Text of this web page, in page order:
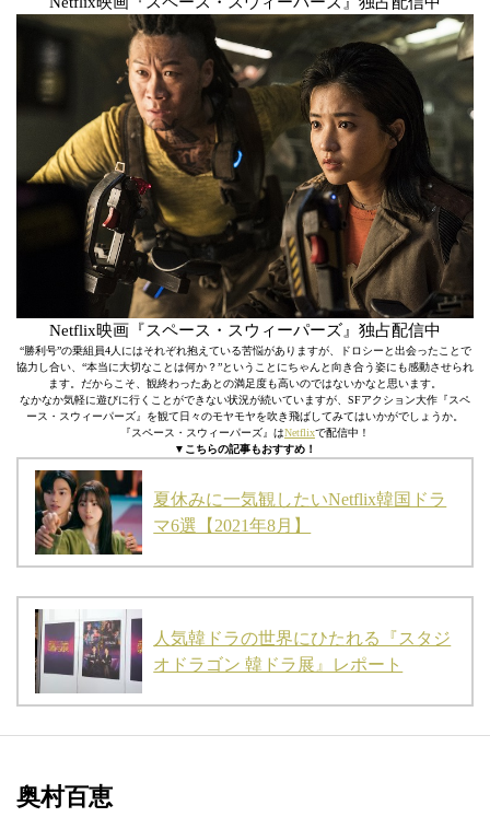
Netflix映画『スペース・スウィーパーズ』独占配信中
“勝利号”の乗組員4人にはそれぞれ抱えている苦悩がありますが、ドロシーと出会ったことで
協力し合い、“本当に大切なことは何か？”ということにちゃんと向き合う姿にも感動させられ
ます。だからこそ、観終わったあとの満足度も高いのではないかなと思います。
なかなか気軽に遊びに行くことができない状況が続いていますが、SFアクション大作『スペ
ース・スウィーパーズ』を観て日々のモヤモヤを吹き飛ばしてみてはいかがでしょうか。
『スペース・スウィーパーズ』はNetflixで配信中！
▼こちらの記事もおすすめ！
夏休みに一気観したいNetflix韓国ドラ
マ6選【2021年8月】
人気韓ドラの世界にひたれる『スタジ
オドラゴン 韓ドラ展』レポート
奥村百恵